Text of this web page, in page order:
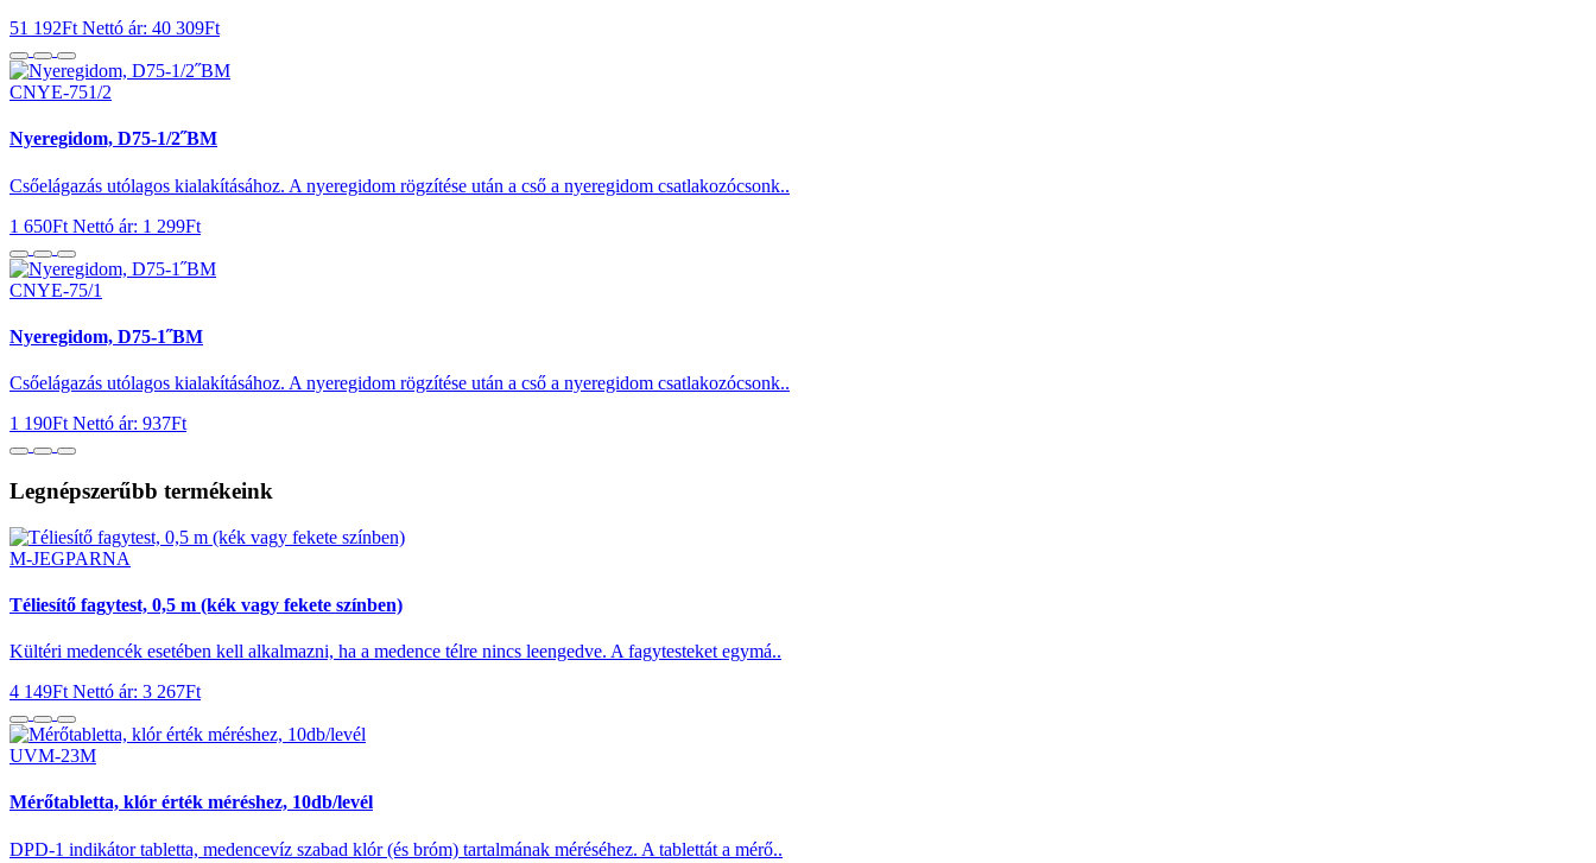
51 192Ft Nettó ár: 40 309Ft
CNYE-751/2
Nyeregidom, D75-1/2˝BM
Csőelágazás utólagos kialakításához. A nyeregidom rögzítése után a cső a nyeregidom csatlakozócsonk..
1 650Ft Nettó ár: 1 299Ft
CNYE-75/1
Nyeregidom, D75-1˝BM
Csőelágazás utólagos kialakításához. A nyeregidom rögzítése után a cső a nyeregidom csatlakozócsonk..
1 190Ft Nettó ár: 937Ft
Legnépszerűbb termékeink
M-JEGPARNA
Téliesítő fagytest, 0,5 m (kék vagy fekete színben)
Kültéri medencék esetében kell alkalmazni, ha a medence télre nincs leengedve. A fagytesteket egymá..
4 149Ft Nettó ár: 3 267Ft
UVM-23M
Mérőtabletta, klór érték méréshez, 10db/levél
DPD-1 indikátor tabletta, medencevíz szabad klór (és bróm) tartalmának méréséhez. A tablettát a mérő..